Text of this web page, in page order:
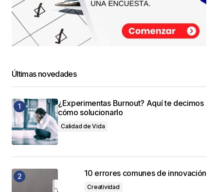
Últimas novedades
¿Experimentas Burnout? Aquí te decimos
cómo solucionarlo
Calidad de Vida
10 errores comunes de innovación
Creatividad